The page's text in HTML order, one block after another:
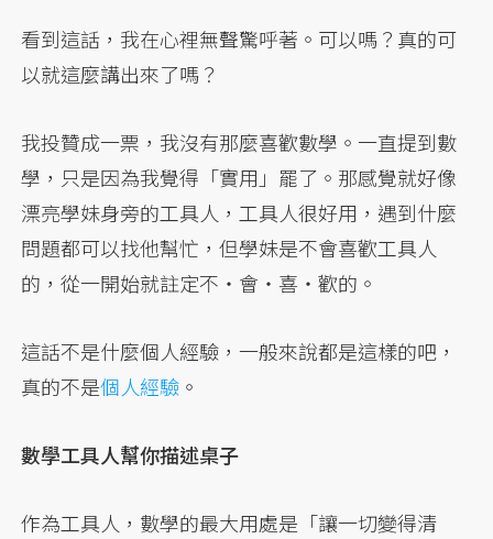
看到這話，我在心裡無聲驚呼著。可以嗎？真的可
以就這麼講出來了嗎？
我投贊成一票，我沒有那麼喜歡數學。一直提到數
學，只是因為我覺得「實用」罷了。那感覺就好像
漂亮學妹身旁的工具人，工具人很好用，遇到什麼
問題都可以找他幫忙，但學妹是不會喜歡工具人
的，從一開始就註定不‧會‧喜‧歡的。
這話不是什麼個人經驗，一般來說都是這樣的吧，
真的不是個人經驗 。
數學工具人幫你描述桌子
作為工具人，數學的最大用處是「讓一切變得清